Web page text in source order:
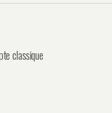
classique